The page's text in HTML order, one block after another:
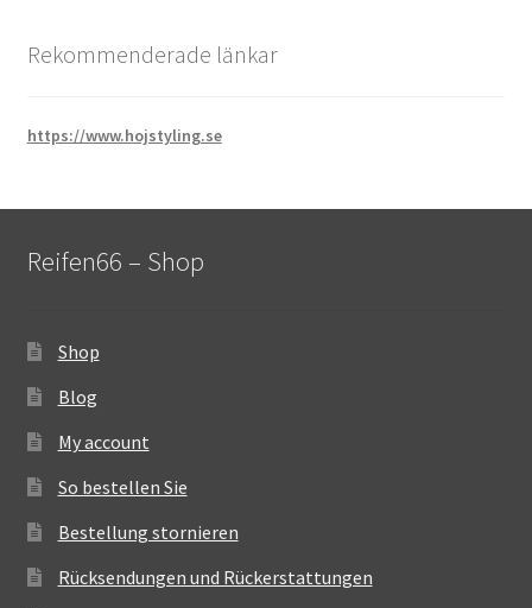
Rekommenderade länkar
https://www.hojstyling.se
Reifen66 – Shop
Shop
Blog
My account
So bestellen Sie
Bestellung stornieren
Rücksendungen und Rückerstattungen